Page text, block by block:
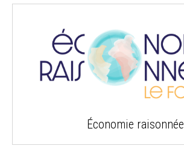
Économie raisonnée